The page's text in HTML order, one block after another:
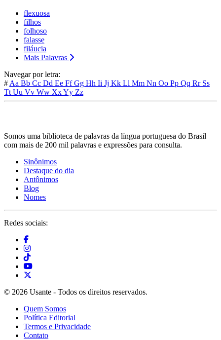
flexuosa
filhos
folhoso
falasse
filáucia
Mais Palavras
Navegar por letra:
# Aa Bb Cc Dd Ee FfGg Hh Ii Jj Kk Ll Mm Nn Oo Pp Qq Rr Ss
Tt Uu Vv Ww XxYy Zz
Somos uma biblioteca de palavras da língua portuguesa do Brasil
com mais de 200 mil palavras e expressões para consulta.
Sinônimos
Destaque do dia
Antônimos
Blog
Nomes
Redes sociais:
© 2026 Usante - Todos os direitos reservados.
Quem Somos
Política Editorial
Termos e Privacidade
Contato